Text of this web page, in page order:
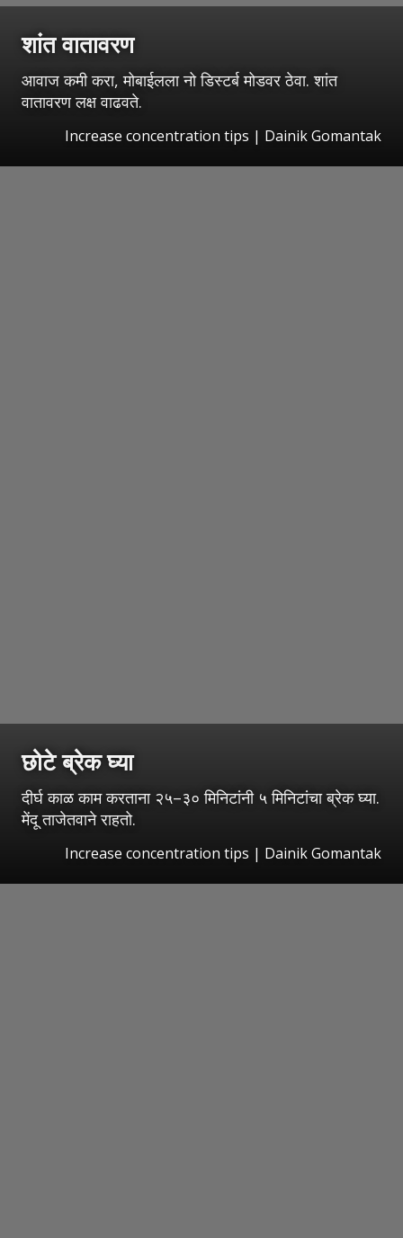
शांत वातावरण
आवाज कमी करा, मोबाईलला नो डिस्टर्ब मोडवर ठेवा. शांत
वातावरण लक्ष वाढवते.
Increase concentration tips | Dainik Gomantak
छोटे ब्रेक घ्या
दीर्घ काळ काम करताना २५–३० मिनिटांनी ५ मिनिटांचा ब्रेक घ्या.
मेंदू ताजेतवाने राहतो.
Increase concentration tips | Dainik Gomantak